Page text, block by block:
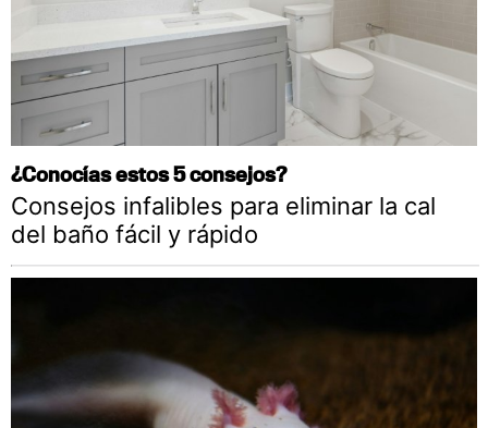
¿Conocías estos 5 consejos?
Consejos infalibles para eliminar la cal
del baño fácil y rápido